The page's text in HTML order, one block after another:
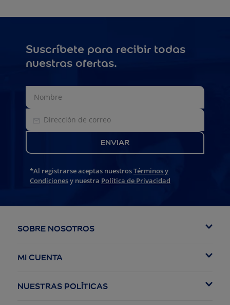
Suscríbete para recibir todas
nuestras ofertas.
ENVIAR
*Al registrarse aceptas nuestrosTérminos y
Condicionesy nuestra Política de Privacidad
SOBRE NOSOTROS
MI CUENTA
NUESTRAS POLÍTICAS